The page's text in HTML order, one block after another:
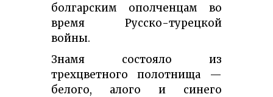
болгарским ополченцам во
время Русско-турецкой
войны.
Знамя состояло из
трехцветного полотнища —
белого, алого и синего